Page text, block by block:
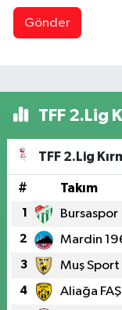
Gönder
TFF 2.Lig
TFF 2.Lig
# Takım
1 Bursaspor
2 Mardin
3 Muş Sport
4 Aliağa FAŞ